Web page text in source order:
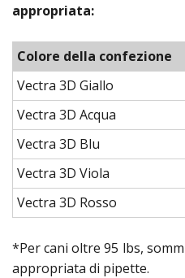
appropriata:
Colore della confezione
Vectra 3D Giallo
Vectra 3D Acqua
Vectra 3D Blu
Vectra 3D Viola
Vectra 3D Rosso
*Per cani oltre 95 lbs,
appropriata di pipette.